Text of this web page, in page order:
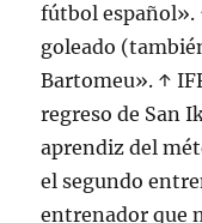
fútbol español».
goleado
Bartomeu». ↑
regreso de San
aprendiz del
el segundo
entrenador que